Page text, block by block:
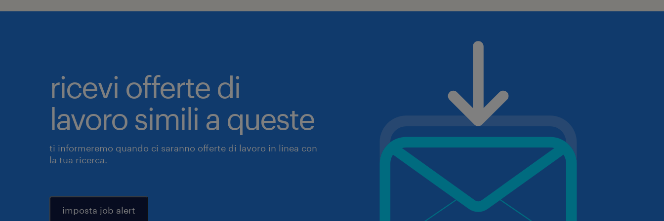
ricevi offerte di
lavoro simili a queste
ti informeremo quando ci saranno offerte di lavoro in linea con
la tua ricerca.
imposta job alert